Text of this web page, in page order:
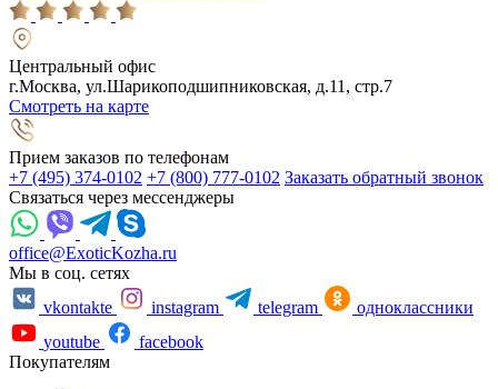
Центральный офис
г.Москва, ул.Шарикоподшипниковская, д.11, стр.7
Смотреть на карте
Прием заказов по телефонам
+7 (495) 374-0102 +7 (800) 777-0102 Заказать обратный звонок
Связаться через мессенджеры
office@ExoticKozha.ru
Мы в соц. сетях
vkontakte
instagram telegram
одноклассники
youtube
facebook
Покупателям